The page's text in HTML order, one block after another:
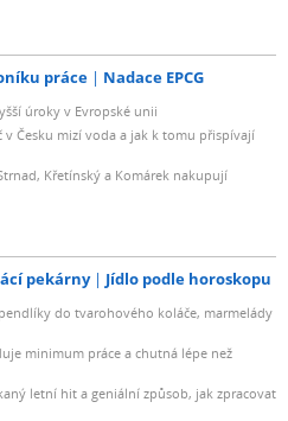
práce Nadace EPCG
úroky v Evropské unii
Česku mizí voda a jak k tomu přispívají
Křetínský a Komárek nakupují
pekárny Jídlo podle horoskopu
do tvarohového koláče, marmelády
minimum práce a chutná lépe než
letní hit a geniální způsob, jak zpracovat